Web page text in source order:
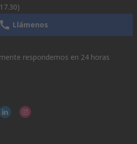
Llámenos
respondemos en 24 horas